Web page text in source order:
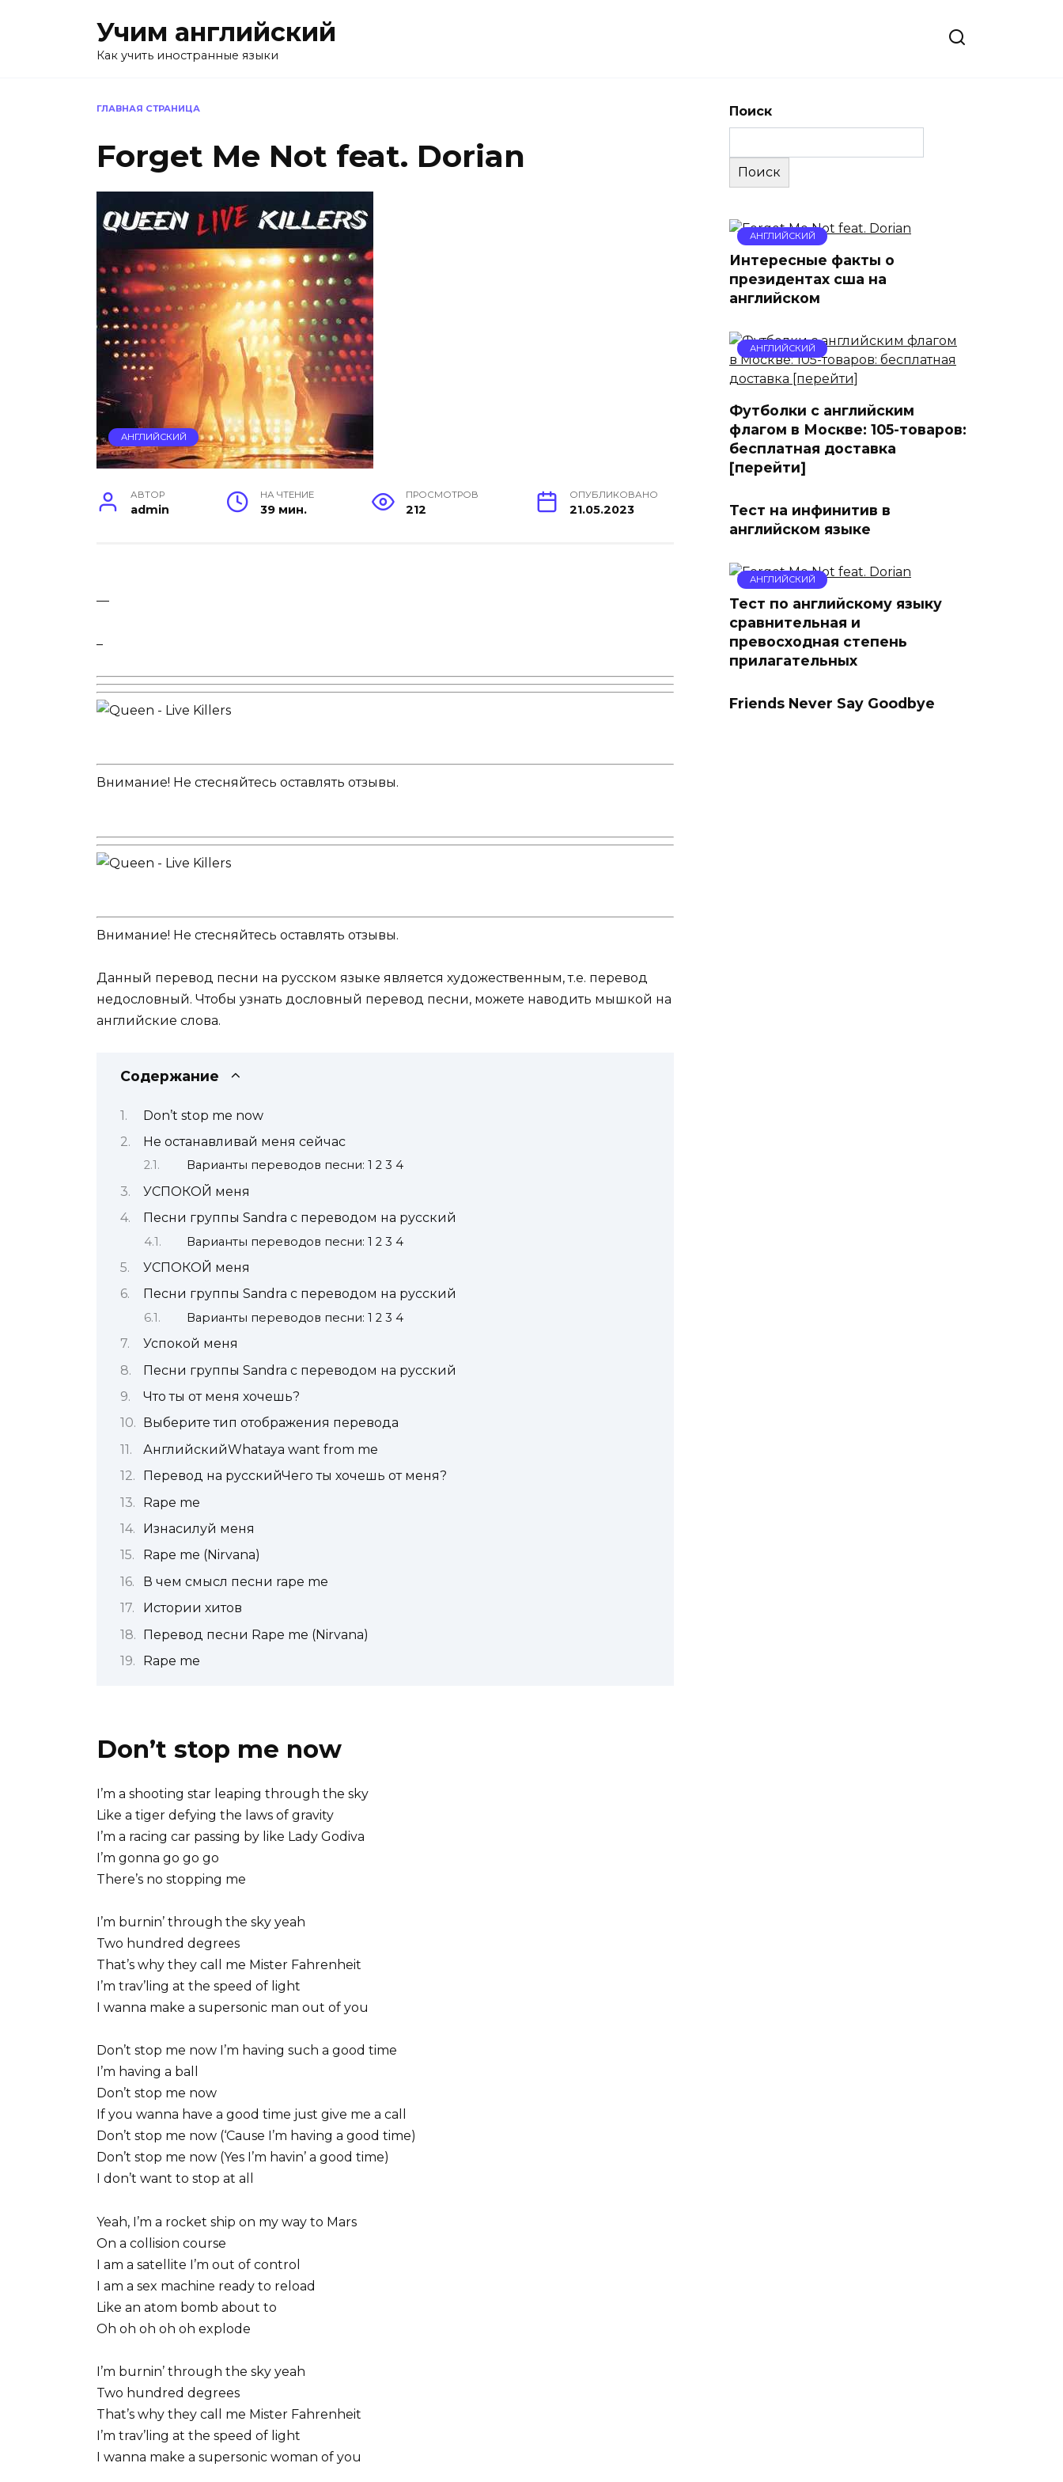
Учим английский
Как учить иностранные языки
ГЛАВНАЯ СТРАНИЦА
Forget Me Not feat. Dorian
АНГЛИЙСКИЙ
АВТОР
admin
НА ЧТЕНИЕ
39 мин.
ПРОСМОТРОВ
212
ОПУБЛИКОВАНО
21.05.2023
—
–
Внимание! Не стесняйтесь оставлять отзывы.
Внимание! Не стесняйтесь оставлять отзывы.
Данный перевод песни на русском языке является художественным, т.е. перевод
недословный. Чтобы узнать дословный перевод песни, можете наводить мышкой на
английские слова.
Содержание
Don’t stop me now
Не останавливай меня сейчас
Варианты переводов песни: 1 2 3 4
УСПОКОЙ меня
Песни группы Sandra с переводом на русский
Варианты переводов песни: 1 2 3 4
УСПОКОЙ меня
Песни группы Sandra с переводом на русский
Варианты переводов песни: 1 2 3 4
Успокой меня
Песни группы Sandra с переводом на русский
Что ты от меня хочешь?
Выберите тип отображения перевода
АнглийскийWhataya want from me
Перевод на русскийЧего ты хочешь от меня?
Rape me
Изнасилуй меня
Rape me (Nirvana)
В чем смысл песни rape me
Истории хитов
Перевод песни Rape me (Nirvana)
Rape me
Don’t stop me now
I’m a shooting star leaping through the sky
Like a tiger defying the laws of gravity
I’m a racing car passing by like Lady Godiva
I’m gonna go go go
There’s no stopping me
I’m burnin’ through the sky yeah
Two hundred degrees
That’s why they call me Mister Fahrenheit
I’m trav’ling at the speed of light
I wanna make a supersonic man out of you
Don’t stop me now I’m having such a good time
I’m having a ball
Don’t stop me now
If you wanna have a good time just give me a call
Don’t stop me now (‘Cause I’m having a good time)
Don’t stop me now (Yes I’m havin’ a good time)
I don’t want to stop at all
Yeah, I’m a rocket ship on my way to Mars
On a collision course
I am a satellite I’m out of control
I am a sex machine ready to reload
Like an atom bomb about to
Oh oh oh oh oh explode
I’m burnin’ through the sky yeah
Two hundred degrees
That’s why they call me Mister Fahrenheit
I’m trav’ling at the speed of light
I wanna make a supersonic woman of you
Поиск
Поиск
АНГЛИЙСКИЙ
Интересные факты о
президентах сша на
английском
АНГЛИЙСКИЙ
Футболки с английским
флагом в Москве: 105-товаров:
бесплатная доставка
[перейти]
Тест на инфинитив в
английском языке
АНГЛИЙСКИЙ
Тест по английскому языку
сравнительная и
превосходная степень
прилагательных
Friends Never Say Goodbye